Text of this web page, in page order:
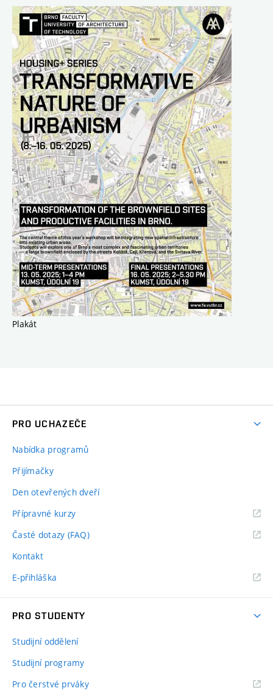
Plakát
PRO UCHAZEČE
Nabídka programů
Přijímačky
Den otevřených dveří
Přípravné kurzy
Časté dotazy (FAQ)
Kontakt
E-přihláška
PRO STUDENTY
Studijní oddělení
Studijní programy
Pro čerstvé prváky